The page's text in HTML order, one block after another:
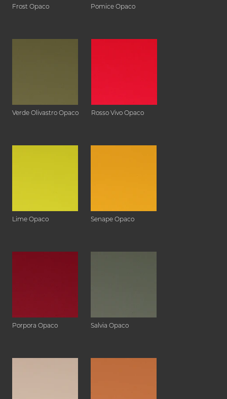
Frost Opaco Pomice Opaco
Verde Olivastro Opaco Rosso Vivo Opaco
Lime Opaco Senape Opaco
Porpora Opaco Salvia Opaco